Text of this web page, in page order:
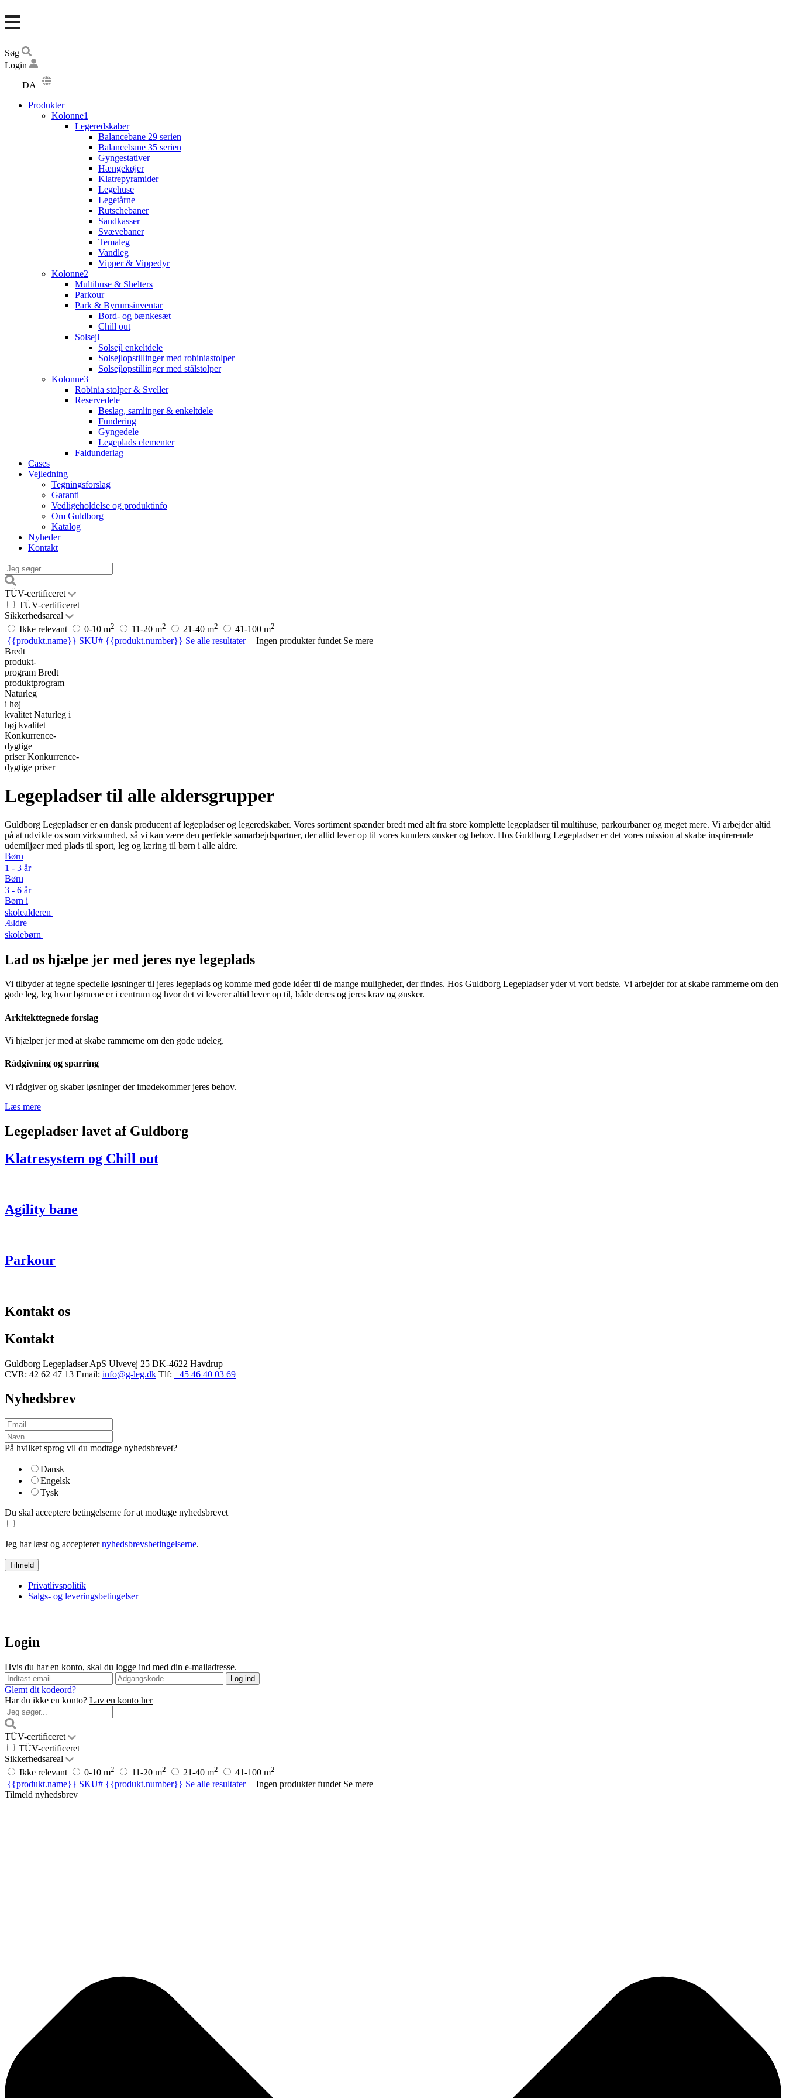
Søg
Login
DA
DE
Produkter
Kolonne1
Legeredskaber
Balancebane 29 serien
Balancebane 35 serien
Gyngestativer
Hængekøjer
Klatrepyramider
Legehuse
Legetårne
Rutschebaner
Sandkasser
Svævebaner
Temaleg
Vandleg
Vipper & Vippedyr
Kolonne2
Multihuse & Shelters
Parkour
Park & Byrumsinventar
Bord- og bænkesæt
Chill out
Solsejl
Solsejl enkeltdele
Solsejlopstillinger med robiniastolper
Solsejlopstillinger med stålstolper
Kolonne3
Robinia stolper & Sveller
Reservedele
Beslag, samlinger & enkeltdele
Fundering
Gyngedele
Legeplads elementer
Faldunderlag
Cases
Vejledning
Tegningsforslag
Garanti
Vedligeholdelse og produktinfo
Om Guldborg
Katalog
Nyheder
Kontakt
TÜV-certificeret
TÜV-certificeret
Sikkerhedsareal
Ikke relevant
0-10 m2 11-20 m2 21-40 m2 41-100 m2
{{produkt.name}} SKU# {{produkt.number}} Se alle resultater Ingen produkter fundet Se mere
Bredt
produkt-
program Bredt
produktprogram
Naturleg
i høj
kvalitet Naturleg i
høj kvalitet
Konkurrence-
dygtige
priser Konkurrence-
dygtige priser
Legepladser til alle aldersgrupper
Guldborg Legepladser er en dansk producent af legepladser og legeredskaber. Vores sortiment spænder bredt med alt fra store komplette legepladser til multihuse, parkourbaner og meget mere. Vi arbejder altid
på at udvikle os som virksomhed, så vi kan være den perfekte samarbejdspartner, der altid lever op til vores kunders ønsker og behov. Hos Guldborg Legepladser er det vores mission at skabe inspirerende
udemiljøer med plads til sport, leg og læring til børn i alle aldre.
Børn
1 - 3 år
Børn
3 - 6 år
Børn i
skolealderen
Ældre
skolebørn
Lad os hjælpe jer med jeres nye legeplads
Vi tilbyder at tegne specielle løsninger til jeres legeplads og komme med gode idéer til de mange muligheder, der findes. Hos Guldborg Legepladser yder vi vort bedste. Vi arbejder for at skabe rammerne om den
gode leg, leg hvor børnene er i centrum og hvor det vi leverer altid lever op til, både deres og jeres krav og ønsker.
Arkitekttegnede forslag
Vi hjælper jer med at skabe rammerne om den gode udeleg.
Rådgivning og sparring
Vi rådgiver og skaber løsninger der imødekommer jeres behov.
Læs mere
Legepladser lavet af Guldborg
Klatresystem og Chill out
Agility bane
Parkour
Kontakt os
Kontakt
Guldborg Legepladser ApS Ulvevej 25 DK-4622 Havdrup
CVR: 42 62 47 13 Email: info@g-leg.dk Tlf: +45 46 40 03 69
Nyhedsbrev
På hvilket sprog vil du modtage nyhedsbrevet?
Dansk
Engelsk
Tysk
Du skal acceptere betingelserne for at modtage nyhedsbrevet
Jeg har læst og accepterernyhedsbrevsbetingelserne.
Privatlivspolitik
Salgs- og leveringsbetingelser
Login
Hvis du har en konto, skal du logge ind med din e-mailadresse.
Glemt dit kodeord?
Har du ikke en konto? Lav en konto her
TÜV-certificeret
TÜV-certificeret
Sikkerhedsareal
Ikke relevant
0-10 m2 11-20 m2 21-40 m2 41-100 m2
{{produkt.name}} SKU# {{produkt.number}} Se alle resultater Ingen produkter fundet Se mere
Tilmeld nyhedsbrev